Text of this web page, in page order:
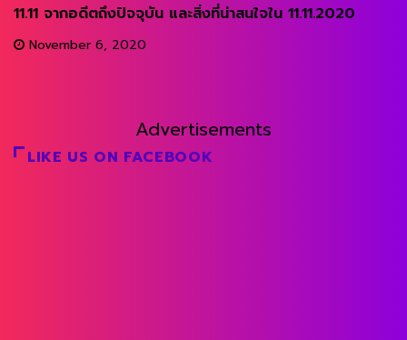
11.11 จากอดีตถึงปัจจุบัน และสิ่งที่น่าสนใจใน 11.11.2020
November 6, 2020
Advertisements
LIKE US ON FACEBOOK